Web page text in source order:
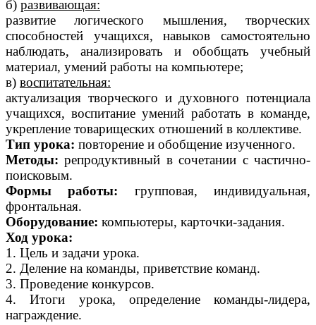
б) развивающая:
развитие логического мышления, творческих
способностей учащихся, навыков самостоятельно
наблюдать, анализировать и обобщать учебный
материал, умений работы на компьютере;
в) воспитательная:
актуализация творческого и духовного потенциала
учащихся, воспитание умений работать в команде,
укрепление товарищеских отношений в коллективе.
Тип урока: повторение и обобщение изученного.
Методы: репродуктивный в сочетании с частично-
поисковым.
Формы работы: групповая, индивидуальная,
фронтальная.
Оборудование: компьютеры, карточки-задания.
Ход урока:
1. Цель и задачи урока.
2. Деление на команды, приветствие команд.
3. Проведение конкурсов.
4. Итоги урока, определение команды-лидера,
награждение.